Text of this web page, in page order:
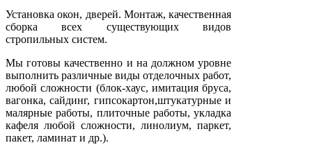
Установка окон, дверей. Монтаж, качественная
сборка всех существующих видов
стропильных систем.
Мы готовы качественно и на должном уровне
выполнить различные виды отделочных работ,
любой сложности (блок-хаус, имитация бруса,
вагонка, сайдинг, гипсокартон,штукатурные и
малярные работы, плиточные работы, укладка
кафеля любой сложности, линолиум, паркет,
пакет, ламинат и др.).